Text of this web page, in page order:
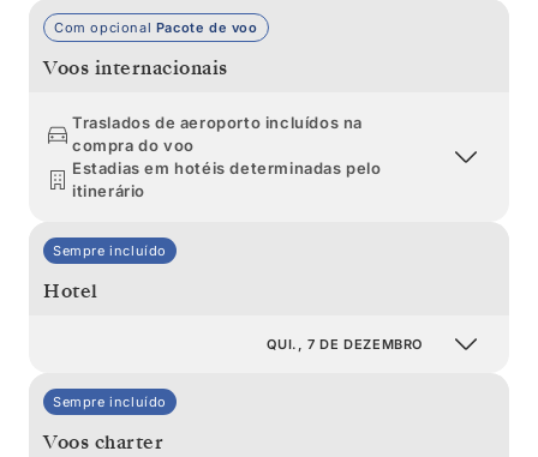
Com opcional Pacote de voo
Voos internacionais
Traslados de aeroporto incluídos na
compra do voo
Estadias em hotéis determinadas pelo
itinerário
Sempre incluído
Hotel
QUI., 7 DE DEZEMBRO
Sempre incluído
Voos charter